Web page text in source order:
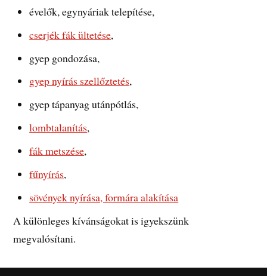
évelők, egynyáriak telepítése,
cserjék fák ültetése,
gyep gondozása,
gyep nyírás szellőztetés,
gyep tápanyag utánpótlás,
lombtalanítás,
fák metszése,
fűnyírás,
sövények nyírása, formára alakítása
A különleges kívánságokat is igyekszünk
megvalósítani.